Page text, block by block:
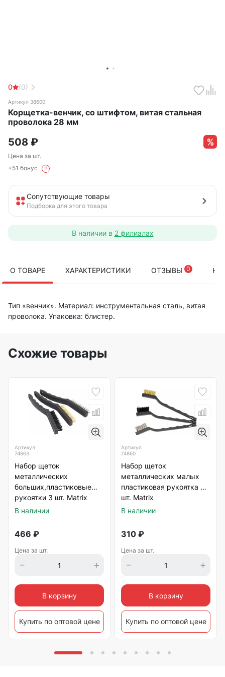
0 (0)
Артикул 38600
Корщетка-венчик, со штифтом, витая стальная
проволока 28 мм
508 ₽
Цена за шт.
+51 бонус
?
Сопутствующие товары
Подборка для этого товара
В наличии в 2 филиалах
О ТОВАРЕ ХАРАКТЕРИСТИКИ ОТЗЫВЫ 0
Тип «венчик». Материал: инструментальная сталь, витая
проволока. Упаковка: блистер.
Схожие товары
Артикул
74863
Набор щеток
металлических
больших,пластиковые
рукоятки 3 шт. Matrix
В наличии
466 ₽
Цена за шт.
В корзину
Купить по оптовой цене
Артикул
74860
Набор щеток
металлических малых
пластиковая рукоятка 3
шт. Matrix
В наличии
310 ₽
Цена за шт.
В корзину
Купить по оптовой цене